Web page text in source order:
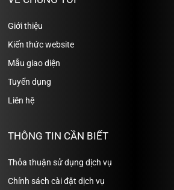
Giới thiệu
Kiến thức website
Mẫu giao diện
Tuyển dụng
Liên hệ
THÔNG TIN CẦN BIẾT
Thỏa thuận sử dụng dịch vụ
Chính sách cài đặt dịch vụ